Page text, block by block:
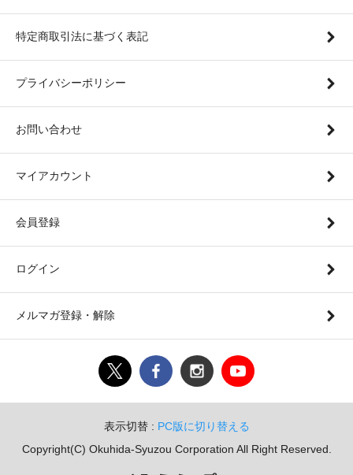
特定商取引法に基づく表記
プライバシーポリシー
お問い合わせ
マイアカウント
会員登録
ログイン
メルマガ登録・解除
表示切替 : PC版に切り替える
Copyright(C) Okuhida-Syuzou Corporation All Right Reserved.